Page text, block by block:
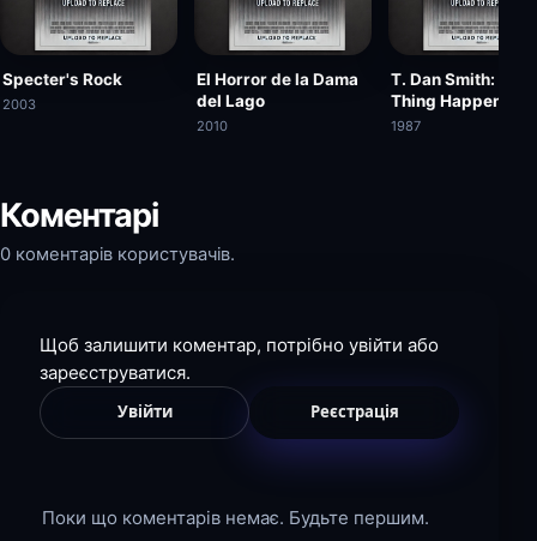
Specter's Rock
2003
El Horror de la Dama
del Lago
2010
T. Dan Smith: A
Thing Happened
the Way to Utopia
1987
Коментарі
0 коментарів користувачів.
Щоб залишити коментар, потрібно увійти або
зареєструватися.
Увійти Реєстрація
Поки що коментарів немає. Будьте першим.